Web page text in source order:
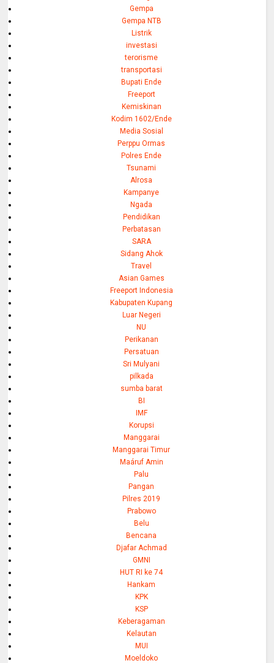
Gempa
Gempa NTB
Listrik
investasi
terorisme
transportasi
Bupati Ende
Freeport
Kemiskinan
Kodim 1602/Ende
Media Sosial
Perppu Ormas
Polres Ende
Tsunami
Alrosa
Kampanye
Ngada
Pendidikan
Perbatasan
SARA
Sidang Ahok
Travel
Asian Games
Freeport Indonesia
Kabupaten Kupang
Luar Negeri
NU
Perikanan
Persatuan
Sri Mulyani
pilkada
sumba barat
BI
IMF
Korupsi
Manggarai
Manggarai Timur
Maáruf Amin
Palu
Pangan
Pilres 2019
Prabowo
Belu
Bencana
Djafar Achmad
GMNI
HUT RI ke 74
Hankam
KPK
KSP
Keberagaman
Kelautan
MUI
Moeldoko